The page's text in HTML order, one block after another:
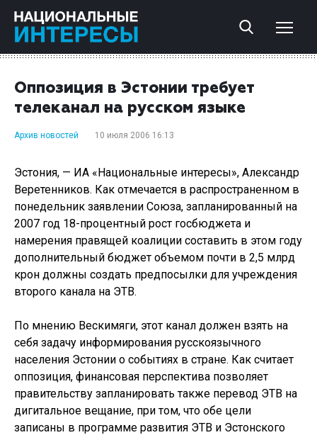
Оппозиция в Эстонии требует
телеканал на русском языке
Архив новостей 10 июля 2006 16:13
Эстония, — ИА «Национальные интересы», Александр
Веретенников. Как отмечается в распространенном в
понедельник заявлении Союза, запланированный на
2007 год 18-процентный рост госбюджета и
намерения правящей коалиции составить в этом году
дополнительный бюджет объемом почти в 2,5 млрд
крон должны создать предпосылки для учреждения
второго канала на ЭТВ.
По мнению Вескимяги, этот канал должен взять на
себя задачу информирования русскоязычного
населения Эстонии о событиях в стране. Как считает
оппозиция, финансовая перспектива позволяет
правительству запланировать также перевод ЭТВ на
дигитальное вещание, при том, что обе цели
записаны в программе развития ЭТВ и Эстонского